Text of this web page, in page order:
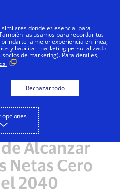
DE PRENSA
su
Global con
con la
Alcanzar
Netas Cero
2040
donde es esencial para
las usamos para recordar tus
la mejor experiencia en línea,
y habilitar marketing personalizado
de marketing). Para detalles,
Rechazar todo
opciones